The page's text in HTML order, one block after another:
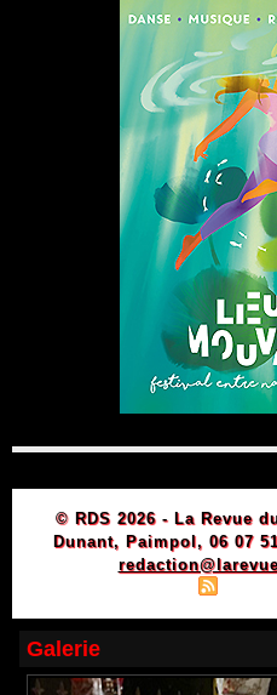
© RDS 2026 - La Revue
Dunant, Paimpol, 06 07
Galerie